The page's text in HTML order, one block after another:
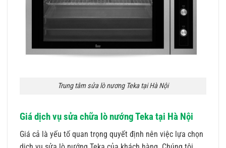
Trung tâm sửa lò nương Teka tại Hà Nội
Giá dịch vụ sửa chữa lò nướng Teka tại Hà Nội
Giá cả là yếu tố quan trọng quyết định nên việc lựa chọn